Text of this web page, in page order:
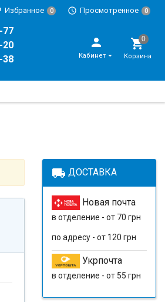
Избранное 0 Просмотренное 0
77
20
38
Кабинет Корзина
local_shipping ДОСТАВКА
Новая почта
в отделение - от 70 грн
по адресу - от 120 грн
Укрпочта
в отделение - от 55 грн